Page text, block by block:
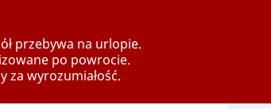
przebywa na urlopie.
po powrocie.
za wyrozumiałość.